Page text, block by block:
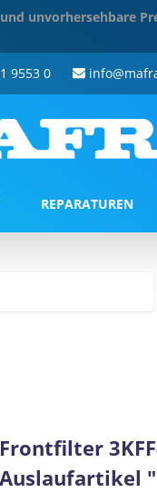
unvorhersehbare
9553 0
REPARATUREN
Frontfilter
Auslaufartikel "